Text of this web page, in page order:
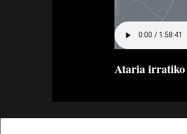
Ataria irratiko